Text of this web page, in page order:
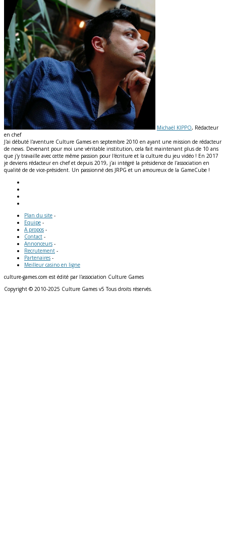
Michaël KIPPO, Rédacteur
en chef
J'ai débuté l'aventure Culture Games en septembre 2010 en ayant une mission de rédacteur
de news. Devenant pour moi une véritable institution, cela fait maintenant plus de 10 ans
que j'y travaille avec cette même passion pour l'écriture et la culture du jeu vidéo ! En 2017
je deviens rédacteur en chef et depuis 2019, j'ai intégré la présidence de l'association en
qualité de de vice-président. Un passionné des JRPG et un amoureux de la GameCube !
Plan du site -
Equipe -
A propos -
Contact -
Annonceurs -
Recrutement -
Partenaires -
Meilleur casino en ligne
culture-games.com est édité par l'association Culture Games
Copyright © 2010-2025 Culture Games v5 Tous droits réservés.